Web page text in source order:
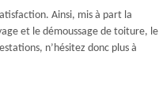
Ainsi, mis à part la
et le démoussage de toiture, le
n’hésitez donc plus à